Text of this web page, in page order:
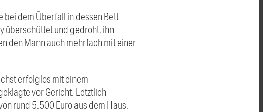
dem Überfall in dessen Bett
überschüttet und gedroht, ihn
den Mann auch mehrfach mit einer
erfolglos mit einem
vor Gericht. Letztlich
rund 5.500 Euro aus dem Haus.